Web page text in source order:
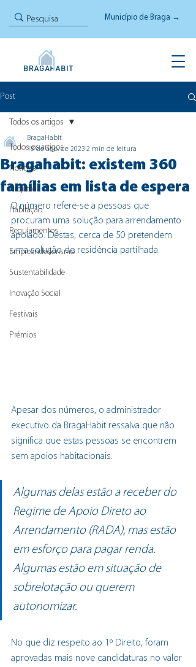
Município de Braga →
Post
Todos os artigos
Notícias
Projetos
Habitação
Regulamentos
Empreendedorismo
Sustentabilidade
Inovação Social
Festivais
Prémios
Todos os artigos
Bragahabit: existem 360
famílias em lista de espera
BragaHabit
18 de ago. de 2023 2 min de leitura
O número refere-se a pessoas que
procuram uma solução para arrendamento
apoiado. Destas, cerca de 50 pretendem
uma solução de residência partilhada.
Apesar dos números, o administrador
executivo da BragaHabit ressalva que não
significa que estas pessoas se encontrem
sem apoios habitacionais:
Algumas delas estão a receber do
Regime de Apoio Direto ao
Arrendamento (RADA), mas estão
em esforço para pagar renda.
Algumas estão em situação de
sobrelotação ou querem
autonomizar.
No que diz respeito ao 1º Direito, foram
aprovadas mais nove candidaturas no valor